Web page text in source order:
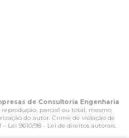
de Consultoria Engenharia
reprodução, parcial ou total, mesmo
do autor. Crime de violação de
– Lei 9610/98 - Lei de direitos autorais.